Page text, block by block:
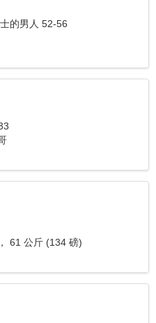
的男人 52-56
61 公斤 (134 磅)